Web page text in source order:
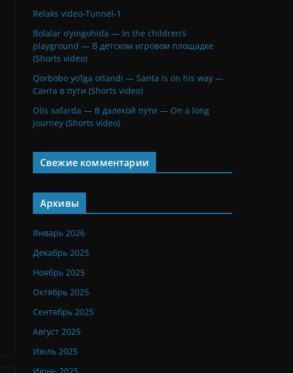
Relaks video-Tunnel-1
Bolalar o’yingohida — In the children’s
playground — В детском игровом площадке
(Shorts video)
Qorbobo yo’lga otlandi — Santa is on his way —
Санта в пути (Shorts video)
Olis safarda — В далекой пути — On a long
journey (Shorts video)
Свежие комментарии
Архивы
Январь 2026
Декабрь 2025
Ноябрь 2025
Октябрь 2025
Сентябрь 2025
Август 2025
Июль 2025